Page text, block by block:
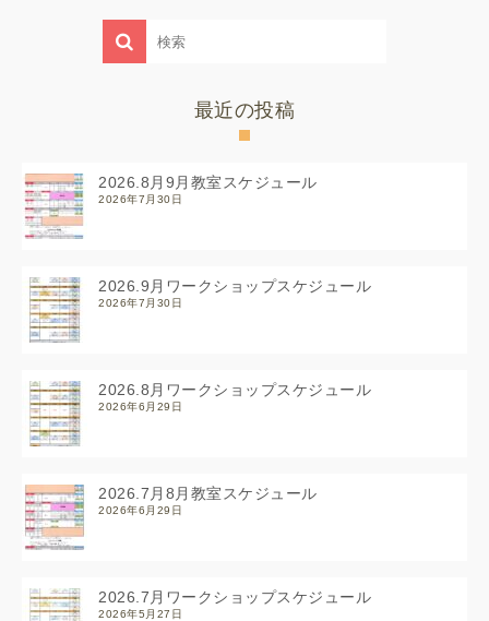
最近の投稿
2026.8月9月教室スケジュール
2026年7月30日
2026.9月ワークショップスケジュール
2026年7月30日
2026.8月ワークショップスケジュール
2026年6月29日
2026.7月8月教室スケジュール
2026年6月29日
2026.7月ワークショップスケジュール
2026年5月27日